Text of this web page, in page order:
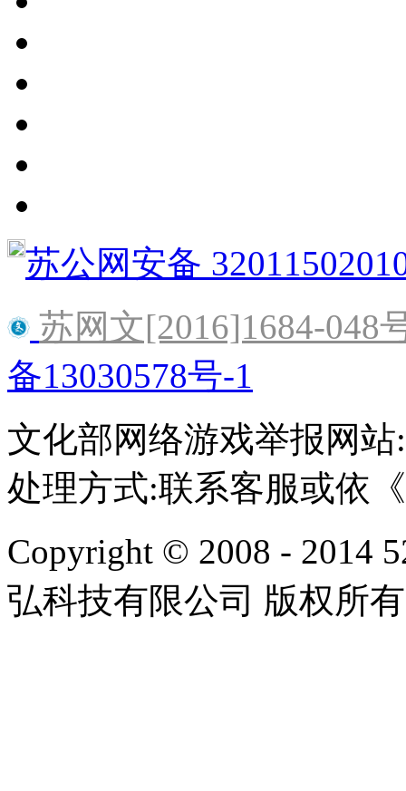
苏公网安备
苏网文[2016]1684-048
备13030578号-1
文化部网络游戏举报网站
处理方式:联系客服或依
Copyright © 2008 - 2014
弘科技有限公司 版权所有